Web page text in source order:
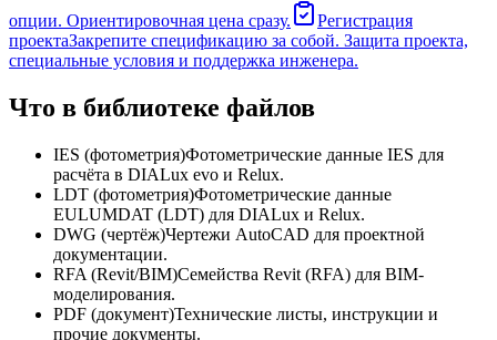
опции. Ориентировочная цена сразу.
Регистрация
проектаЗакрепите спецификацию за собой. Защита проекта,
специальные условия и поддержка инженера.
Что в библиотеке файлов
IES (фотометрия)Фотометрические данные IES для
расчёта в DIALux evo и Relux.
LDT (фотометрия)Фотометрические данные
EULUMDAT (LDT) для DIALux и Relux.
DWG (чертёж)Чертежи AutoCAD для проектной
документации.
RFA (Revit/BIM)Семейства Revit (RFA) для BIM-
моделирования.
PDF (документ)Технические листы, инструкции и
прочие документы.